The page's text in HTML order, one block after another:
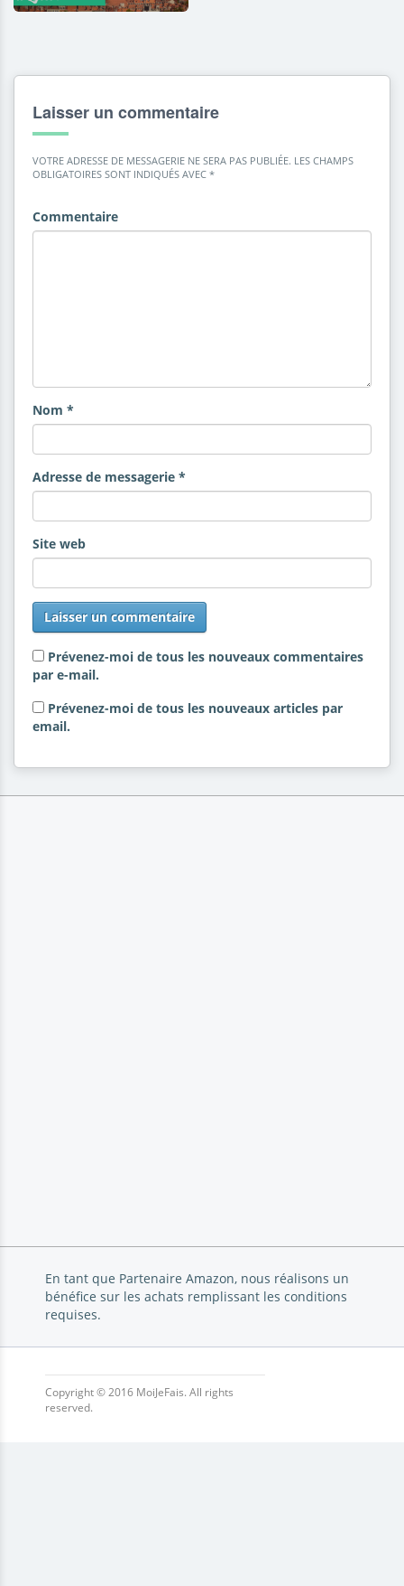
Laisser un commentaire
VOTRE ADRESSE DE MESSAGERIE NE SERA PAS PUBLIÉE. LES CHAMPS
OBLIGATOIRES SONT INDIQUÉS AVEC *
Commentaire
Nom *
Adresse de messagerie *
Site web
Prévenez-moi de tous les nouveaux commentaires
par e-mail.
Prévenez-moi de tous les nouveaux articles par
email.
En tant que Partenaire Amazon, nous réalisons un
bénéfice sur les achats remplissant les conditions
requises.
Copyright © 2016 MoiJeFais. All rights
reserved.